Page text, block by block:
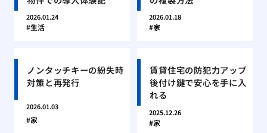
2026.01.24
生活
2026.01.18
家
ノンタッチキーの紛失時
対策と再発行
2026.01.03
家
賃貸住宅の防犯力アップ
後付け鍵で安心を手に入
れる
2025.12.26
家